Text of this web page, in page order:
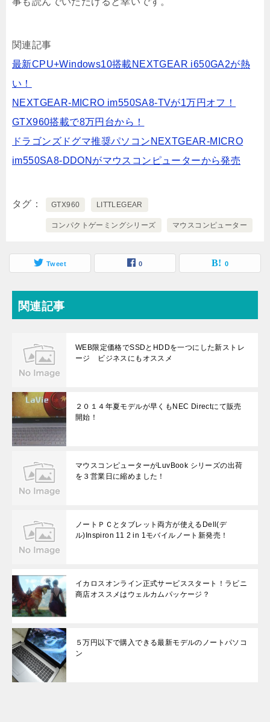
関連記事
最新CPU+Windows10搭載NEXTGEAR i650GA2が熱
い！
NEXTGEAR-MICRO im550SA8-TVが1万円オフ！
GTX960搭載で8万円台から！
ドラゴンズドグマ推奨パソコンNEXTGEAR-MICRO
im550SA8-DDONがマウスコンピューターから発売
タグ GTX960 LITTLEGEAR
コンパクトゲーミングシリーズ マウスコンピューター
Tweet 0 0
関連記事
WEB限定価格でSSDとHDDを一つにした新ストレ
ージ ビジネスにもオススメ
２０１４年夏モデルが早くもNEC Directにて販売
開始！
マウスコンピューターがLuvBook シリーズの出荷
を３営業日に縮めました！
ノートＰＣとタブレット両方が使えるDell(デ
ル)Inspiron 11 2 in 1モバイルノート新発売！
イカロスオンライン正式サービススタート！ラビニ
商店オススメはウェルカムパッケージ？
５万円以下で購入できる最新モデルのノートパソコ
ン